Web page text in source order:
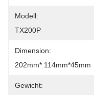
Modell:
TX200P
Dimension:
202mm* 114mm*45mm
Gewicht: